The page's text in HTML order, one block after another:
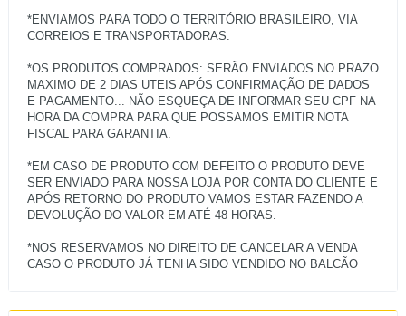
*ENVIAMOS PARA TODO O TERRITÓRIO BRASILEIRO, VIA
CORREIOS E TRANSPORTADORAS.
*OS PRODUTOS COMPRADOS: SERÃO ENVIADOS NO PRAZO
MAXIMO DE 2 DIAS UTEIS APÓS CONFIRMAÇÃO DE DADOS
E PAGAMENTO... NÃO ESQUEÇA DE INFORMAR SEU CPF NA
HORA DA COMPRA PARA QUE POSSAMOS EMITIR NOTA
FISCAL PARA GARANTIA.
*EM CASO DE PRODUTO COM DEFEITO O PRODUTO DEVE
SER ENVIADO PARA NOSSA LOJA POR CONTA DO CLIENTE E
APÓS RETORNO DO PRODUTO VAMOS ESTAR FAZENDO A
DEVOLUÇÃO DO VALOR EM ATÉ 48 HORAS.
*NOS RESERVAMOS NO DIREITO DE CANCELAR A VENDA